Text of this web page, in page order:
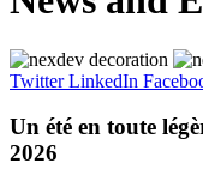
Twitter LinkedIn
Un été en toute
2026